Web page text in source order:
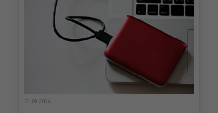
04.08.2026